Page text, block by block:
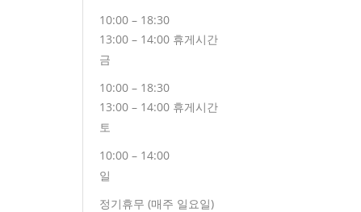
10:00 – 18:30
13:00 – 14:00 휴게시간
금
10:00 – 18:30
13:00 – 14:00 휴게시간
토
10:00 – 14:00
일
정기휴무 (매주 일요일)